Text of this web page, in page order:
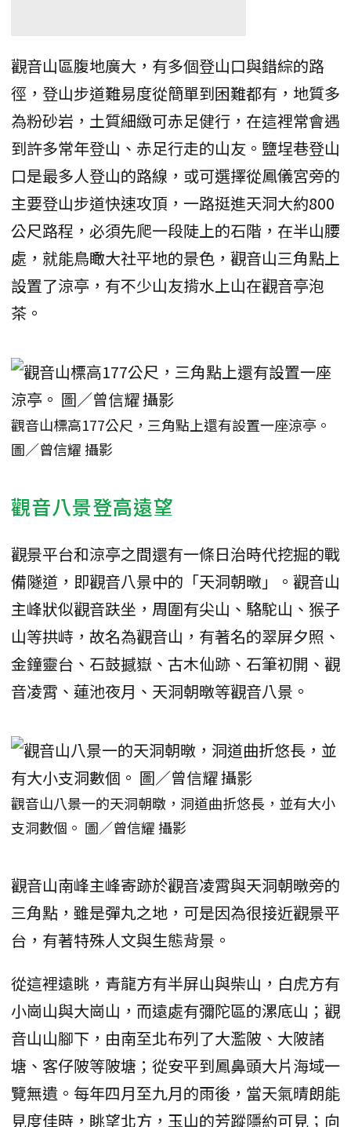
觀音山區腹地廣大，有多個登山口與錯綜的路
徑，登山步道難易度從簡單到困難都有，地質多
為粉砂岩，土質細緻可赤足健行，在這裡常會遇
到許多常年登山、赤足行走的山友。鹽埕巷登山
口是最多人登山的路線，或可選擇從鳳儀宮旁的
主要登山步道快速攻頂，一路挺進天洞大約800
公尺路程，必須先爬一段陡上的石階，在半山腰
處，就能鳥瞰大社平地的景色，觀音山三角點上
設置了涼亭，有不少山友揹水上山在觀音亭泡
茶。
觀音山標高177公尺，三角點上還有設置一座涼亭。
圖／曾信耀 攝影
觀音八景登高遠望
觀景平台和涼亭之間還有一條日治時代挖掘的戰
備隧道，即觀音八景中的「天洞朝暾」。觀音山
主峰狀似觀音趺坐，周圍有尖山、駱駝山、猴子
山等拱峙，故名為觀音山，有著名的翠屏夕照、
金鐘靈台、石鼓撼嶽、古木仙跡、石筆初開、觀
音凌霄、蓮池夜月、天洞朝暾等觀音八景。
觀音山八景一的天洞朝暾，洞道曲折悠長，並有大小
支洞數個。 圖／曾信耀 攝影
觀音山南峰主峰寄跡於觀音凌霄與天洞朝暾旁的
三角點，雖是彈丸之地，可是因為很接近觀景平
台，有著特殊人文與生態背景。
從這裡遠眺，青龍方有半屏山與柴山，白虎方有
小崗山與大崗山，而遠處有彌陀區的漯底山；觀
音山山腳下，由南至北布列了大濫陂、大陂諸
塘、客仔陂等陂塘；從安平到鳳鼻頭大片海域一
覽無遺。每年四月至九月的雨後，當天氣晴朗能
見度佳時，眺望北方，玉山的芳蹤隱約可見；向